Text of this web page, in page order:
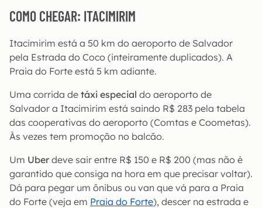
COMO CHEGAR: ITACIMIRIM
Itacimirim está a 50 km do aeroporto de Salvador
pela Estrada do Coco (inteiramente duplicados). A
Praia do Forte está 5 km adiante.
Uma corrida de táxi especial do aeroporto de
Salvador a Itacimirim está saindo R$ 283 pela tabela
das cooperativas do aeroporto (Comtas e Coometas).
Às vezes tem promoção no balcão.
Um Uber deve sair entre R$ 150 e R$ 200 (mas não é
garantido que consiga na hora em que precisar voltar).
Dá para pegar um ônibus ou van que vá para a Praia
do Forte (veja em Praia do Forte), descer na estrada e